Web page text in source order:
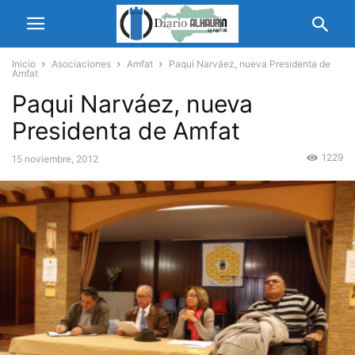
Inicio Asociaciones Amfat
Paqui Narváez, nueva Presidenta de
Amfat
Paqui Narváez, nueva
Presidenta de Amfat
15 noviembre, 2012 1229